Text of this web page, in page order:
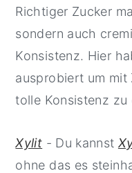
Richtiger Zucker
sondern auch
Konsistenz. Hier
ausprobiert um mit
tolle Konsistenz zu
Xylit - Du kannst
ohne das es